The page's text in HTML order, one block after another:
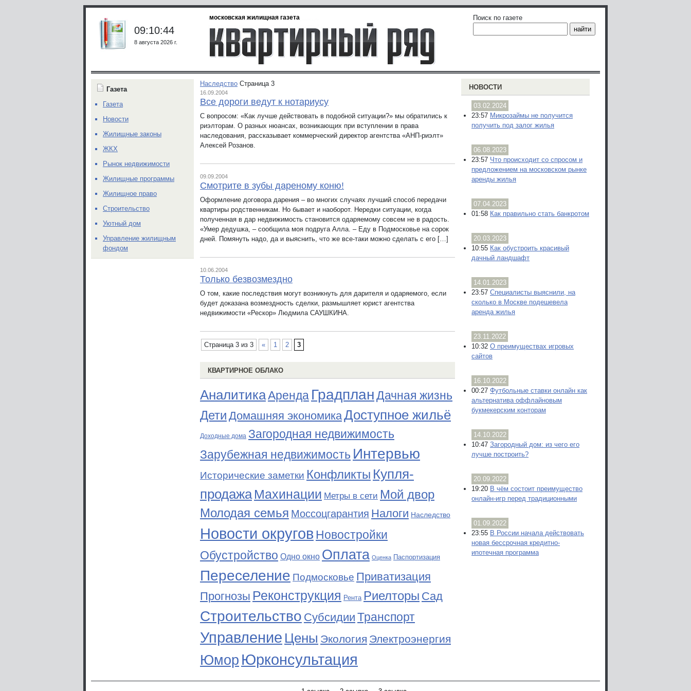
московская жилищная газета
09:10:44
8 августа 2026 г.
Поиск по газете
Наследство Страница 3
16.09.2004
Все дороги ведут к нотариусу
С вопросом: «Как лучше действовать в подобной ситуации?» мы обратились к
риэлторам. О разных нюансах, возникающих при вступлении в права
наследования, рассказывает коммерческий директор агентства «АНП-риэлт»
Алексей Розанов.
09.09.2004
Смотрите в зубы дареному коню!
Оформление договора дарения – во многих случаях лучший способ передачи
квартиры родственникам. Но бывает и наоборот. Нередки ситуации, когда
полученная в дар недвижимость становится одаряемому совсем не в радость.
«Умер дедушка, – сообщила моя подруга Алла. – Еду в Подмосковье на сорок
дней. Помянуть надо, да и выяснить, что же все-таки можно сделать с его […]
10.06.2004
Только безвозмездно
О том, какие последствия могут возникнуть для дарителя и одаряемого, если
будет доказана возмездность сделки, размышляет юрист агентства
недвижимости «Рескор» Людмила САУШКИНА.
Страница 3 из 3 « 1 2 3
КВАРТИРНОЕ ОБЛАКО
АналитикаАренда ГрадпланДачная жизнь
Дети Домашняя экономикаДоступное жильё
Доходные дома Загородная недвижимость
Зарубежная недвижимость Интервью
Исторические заметки Конфликты Купля-
продажа Махинации Метры в сети Мой двор
Молодая семья Моссоцгарантия Налоги Наследство
Новости округов Новостройки
Обустройство Одно окно Оплата Оценка Паспортизация
Переселение Подмосковье Приватизация
Прогнозы Реконструкция Рента Риелторы Сад
Строительство Субсидии Транспорт
Управление Цены Экология Электроэнергия
Юмор Юрконсультация
НОВОСТИ
03.02.2024
23:57 Микрозаймы не получится
получить под залог жилья
06.08.2023
23:57 Что происходит со спросом и
предложением на московском рынке
аренды жилья
07.04.2023
01:58 Как правильно стать банкротом
20.03.2023
10:55 Как обустроить красивый
дачный ландшафт
14.01.2023
23:57 Специалисты выяснили, на
сколько в Москве подешевела
аренда жилья
23.11.2022
10:32 О преимуществах игровых
сайтов
16.10.2022
00:27 Футбольные ставки онлайн как
альтернатива оффлайновым
букмекерским конторам
14.10.2022
10:47 Загородный дом: из чего его
лучше построить?
20.09.2022
19:20 В чём состоит преимущество
онлайн-игр перед традиционными
01.09.2022
23:55 В России начала действовать
новая бессрочная кредитно-
ипотечная программа
Газета
Газета
Новости
Жилищные законы
ЖКХ
Рынок недвижимости
Жилищные программы
Жилищное право
Строительство
Уютный дом
Управление жилищным
фондом